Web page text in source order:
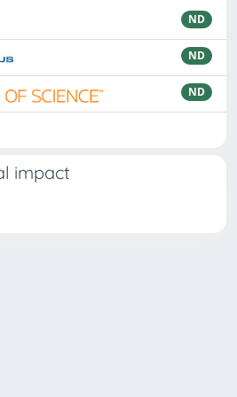
ND
ND
ND
impact